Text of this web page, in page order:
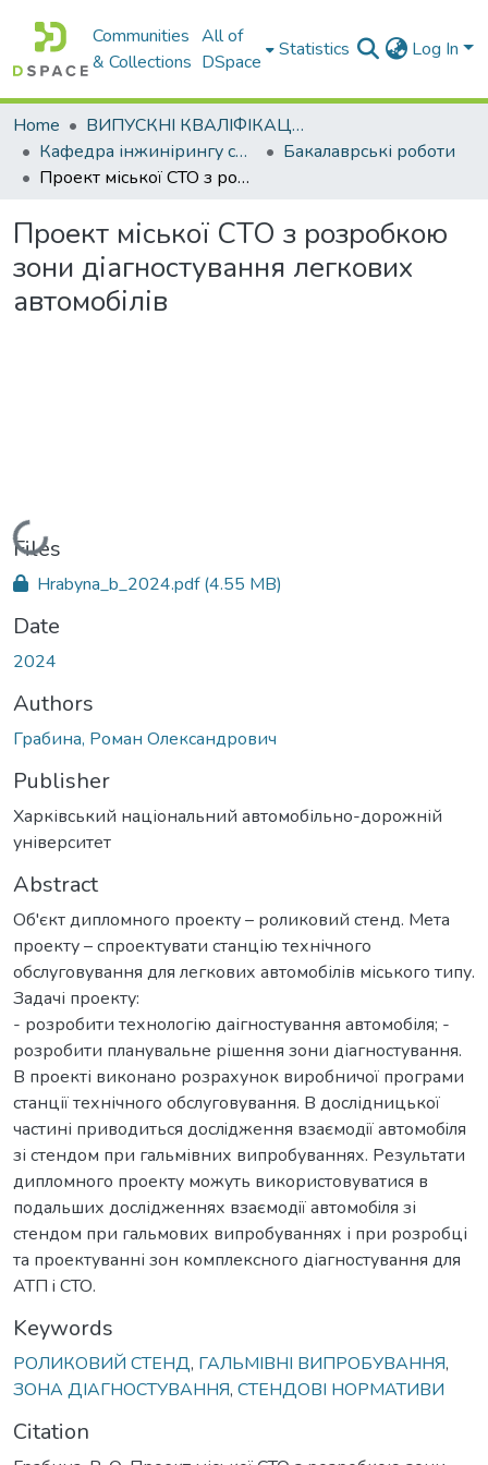
Communities
& Collections
All of
DSpace
Statistics Log In
Home
ВИПУСКНІ КВАЛІФІКАЦІЙНІ РОБОТИ
Кафедра інжинірингу систем автомобільного транспорту
Бакалаврські роботи
Проект міської СТО з розробкою зони діагностування легкових автомобілів
Проект міської СТО з розробкою
зони діагностування легкових
автомобілів
Loading...
Files
Hrabyna_b_2024.pdf(4.55 MB)
Date
2024
Authors
Грабина, Роман Олександрович
Publisher
Харківський національний автомобільно-дорожній
університет
Abstract
Об'єкт дипломного проекту – роликовий стенд. Мета
проекту – спроектувати станцію технічного
обслуговування для легкових автомобілів міського типу.
Задачі проекту:
- розробити технологію даігностування автомобіля; -
розробити планувальне рішення зони діагностування.
В проекті виконано розрахунок виробничої програми
станції технічного обслуговування. В дослідницької
частині приводиться дослiдження взаємодiї автомобiля
зі стендом при гальмівних випробуваннях. Результати
дипломного проекту можуть використовуватися в
подальших дослідженнях взаємодiї автомобiля зі
стендом при гальмових випробуваннях і при розробці
та проектуванні зон комплексного діагностування для
АТП i СТО.
Keywords
РОЛИКОВИЙ СТЕНД, ГАЛЬМІВНІ ВИПРОБУВАННЯ,
ЗОНА ДІАГНОСТУВАННЯ, СТЕНДОВІ НОРМАТИВИ
Citation